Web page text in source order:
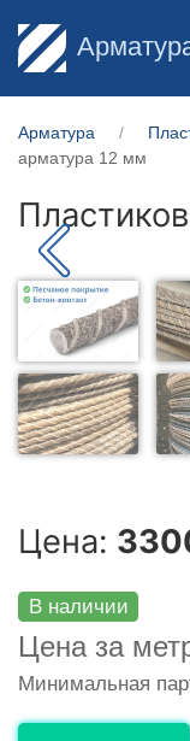
Арматура
арматура 12 мм
Цена:
В наличии
Цена за
Минимальная